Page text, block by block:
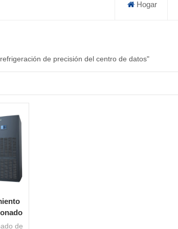
Hogar
de precisión del centro de datos"
de